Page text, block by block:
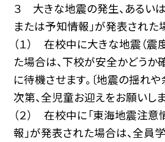
３ 大きな地震の発生、あるい
または予知情報」が発表された
（１） 在校中に大きな地震（震
た場合は、下校が安全かどうか
に待機させます。〔地震の揺れ
次第、全児童お迎えをお願いしま
（２） 在校中に「東海地震注
報」が発表された場合は、全員